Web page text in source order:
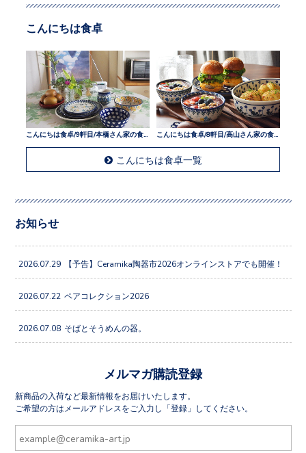
こんにちは食卓/8軒目/高山さん家の食卓
こんにちは食卓一覧
ご希望の方はメールアドレスをご入力し「登録」してください。